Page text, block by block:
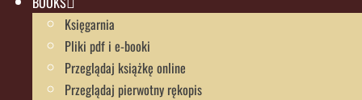
Księgarnia
Pliki pdf i e-booki
Przeglądaj książkę online
Przeglądaj pierwotny rękopis